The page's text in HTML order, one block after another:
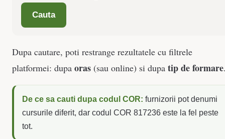
Cauta
Dupa cautare, poti restrange rezultatele cu filtrele
platformei: dupa oras (sau online) si dupa tip de formare
De ce sa cauti dupa codul COR: furnizorii pot denumi
cursurile diferit, dar codul COR 817236 este la fel peste
tot.